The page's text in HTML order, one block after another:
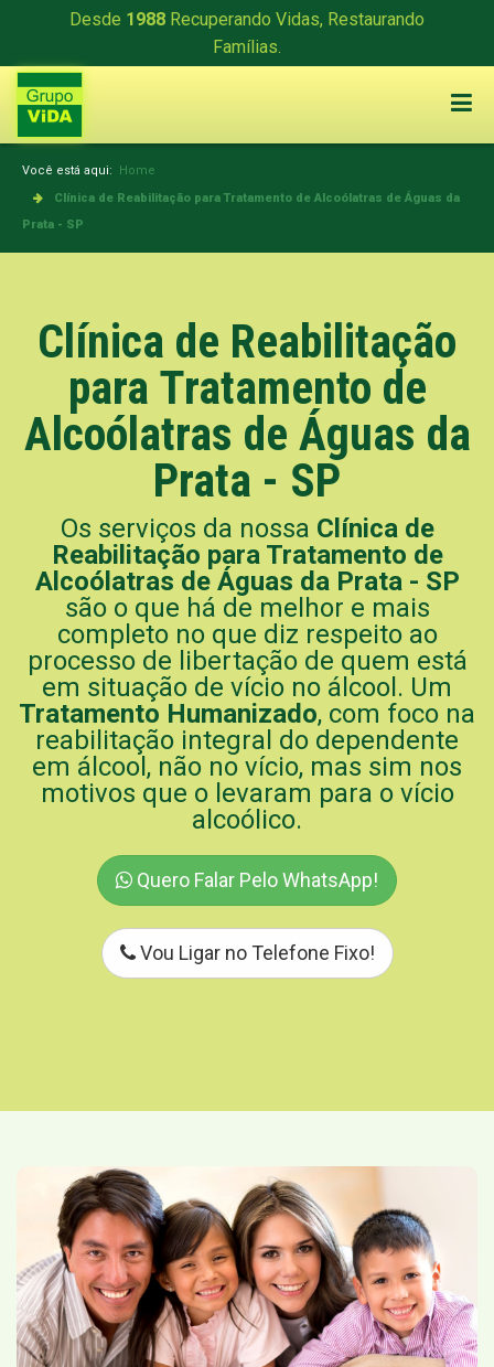
Desde 1988 Recuperando Vidas, Restaurando
Famílias.
Você está aqui: Home
Clínica de Reabilitação para Tratamento de Alcoólatras de Águas da
Prata - SP
Clínica de Reabilitação
para Tratamento de
Alcoólatras de Águas da
Prata - SP
Os serviços da nossa Clínica de
Reabilitação para Tratamento de
Alcoólatras de Águas da Prata - SP
são o que há de melhor e mais
completo no que diz respeito ao
processo de libertação de quem está
em situação de vício no álcool. Um
Tratamento Humanizado, com foco na
reabilitação integral do dependente
em álcool, não no vício, mas sim nos
motivos que o levaram para o vício
alcoólico.
Quero Falar Pelo WhatsApp!
Vou Ligar no Telefone Fixo!